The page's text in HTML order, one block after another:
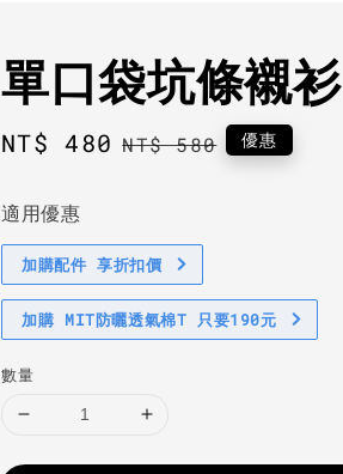
單口袋坑條襯衫
Sale
NT$ 480 Regular
NT$ 580 優惠
適用優惠
加購配件 享折扣價
加購 MIT防曬透氣棉T 只要190元
數量